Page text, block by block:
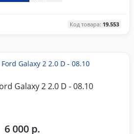
Код товара: 19.553
Galaxy 2 2.0 D - 08.10
6 000 р.